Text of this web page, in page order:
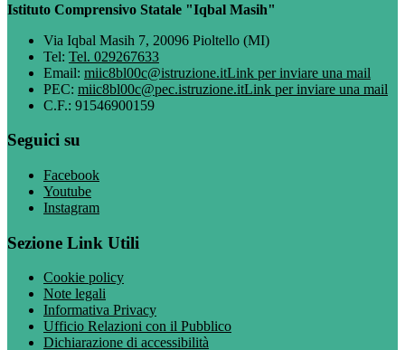
Istituto Comprensivo Statale "Iqbal Masih"
Via Iqbal Masih 7, 20096 Pioltello (MI)
Tel: Tel. 029267633
Email: miic8bl00c@istruzione.itLink per inviare una mail
PEC: miic8bl00c@pec.istruzione.itLink per inviare una mail
C.F.: 91546900159
Seguici su
Facebook
Youtube
Instagram
Sezione Link Utili
Cookie policy
Note legali
Informativa Privacy
Ufficio Relazioni con il Pubblico
Dichiarazione di accessibilità